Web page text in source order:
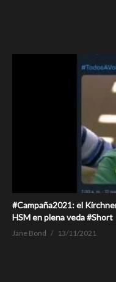
#Campaña2021: el
HSM en plena veda #Short
Jane Bond 13/11/2021